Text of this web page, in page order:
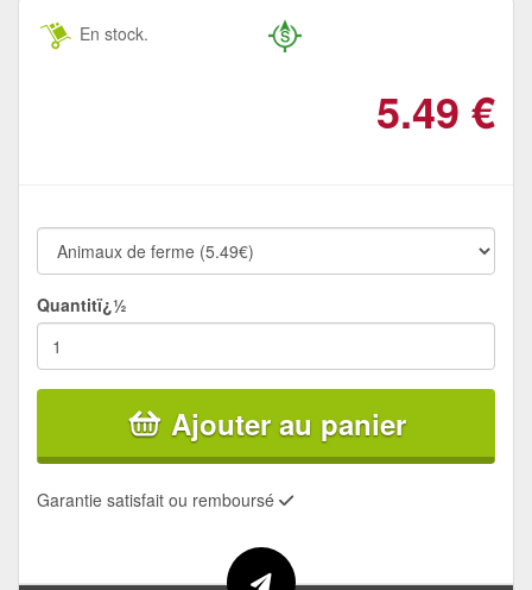
En stock.
5.49 €
Quantitï¿½
Ajouter au panier
Garantie satisfait ou remboursé